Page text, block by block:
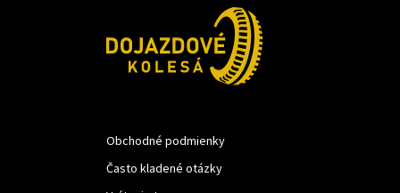
Obchodné podmienky
Často kladené otázky